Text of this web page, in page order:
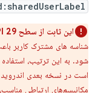
این ثابت از سطح API 29 منسوخ شده است.
شناسه های مشترک کاربر
شود. به این ترتیب،
است در نسخه بعدی
مکانیسم‌های ارتباطی